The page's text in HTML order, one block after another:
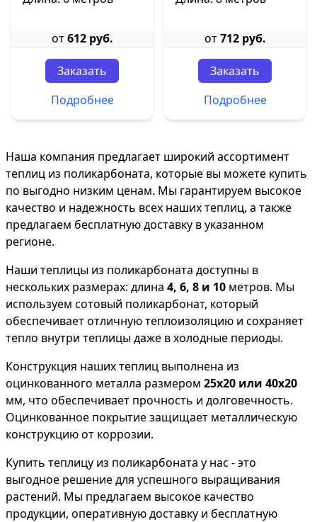
от612 руб.
Заказать
Подробнее
от712 руб.
Заказать
Подробнее
Наша компания предлагает широкий ассортимент
теплиц из поликарбоната, которые вы можете купить
по выгодно низким ценам. Мы гарантируем высокое
качество и надежность всех наших теплиц, а также
предлагаем бесплатную доставку в указанном
регионе.
Наши теплицы из поликарбоната доступны в
нескольких размерах: длина 4, 6, 8 и 10 метров. Мы
используем сотовый поликарбонат, который
обеспечивает отличную теплоизоляцию и сохраняет
тепло внутри теплицы даже в холодные периоды.
Конструкция наших теплиц выполнена из
оцинкованного металла размером 25х20 или 40х20
мм, что обеспечивает прочность и долговечность.
Оцинкованное покрытие защищает металлическую
конструкцию от коррозии.
Купить теплицу из поликарбоната у нас - это
выгодное решение для успешного выращивания
растений. Мы предлагаем высокое качество
продукции, оперативную доставку и бесплатную